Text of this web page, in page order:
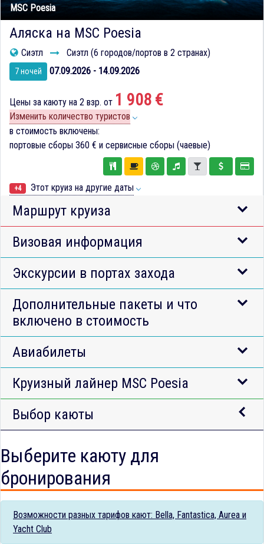
MSC Poesia
Аляска на MSC Poesia
Сиэтл Сиэтл (6 городов/портов в 2 странах)
7 ночей 07.09.2026 - 14.09.2026
Цены за каюту на 2 взр. от 1 908 €
Изменить количество туристов
в стоимость включены:
портовые сборы 360 € и сервисные сборы (чаевые)
+4 Этот круиз на другие даты
Маршрут круиза
Визовая информация
Экскурсии в портах захода
Дополнительные пакеты и что
включено в стоимость
Авиабилеты
Круизный лайнер MSC Poesia
Выбор каюты
Выберите каюту для
бронирования
Возможности разных тарифов кают: Bella, Fantastica, Aurea и
Yacht Club